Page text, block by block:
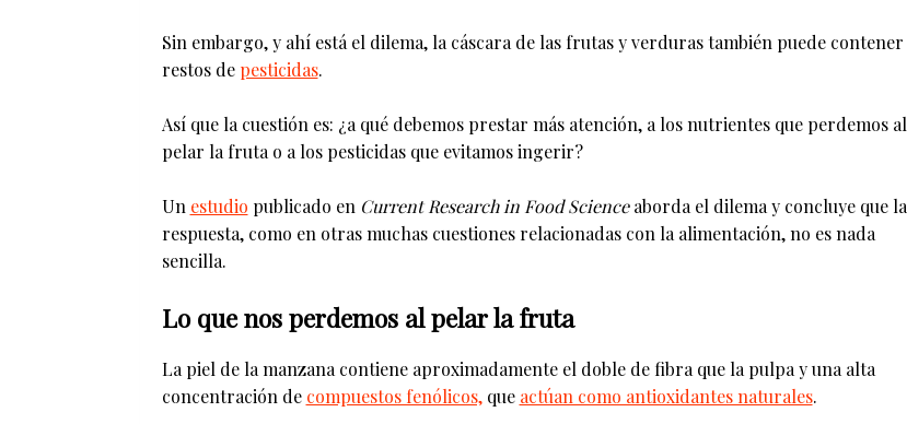
Sin embargo, y ahí está el dilema, la cáscara de las frutas y verduras también puede contener
restos de pesticidas.
Así que la cuestión es: ¿a qué debemos prestar más atención, a los nutrientes que perdemos al
pelar la fruta o a los pesticidas que evitamos ingerir?
Un estudio publicado en Current Research in Food Scienceaborda el dilema y concluye que la
respuesta, como en otras muchas cuestiones relacionadas con la alimentación, no es nada
sencilla.
Lo que nos perdemos al pelar la fruta
La piel de la manzana contiene aproximadamente el doble de fibra que la pulpa y una alta
concentración de compuestos fenólicos,que actúan como antioxidantes naturales.